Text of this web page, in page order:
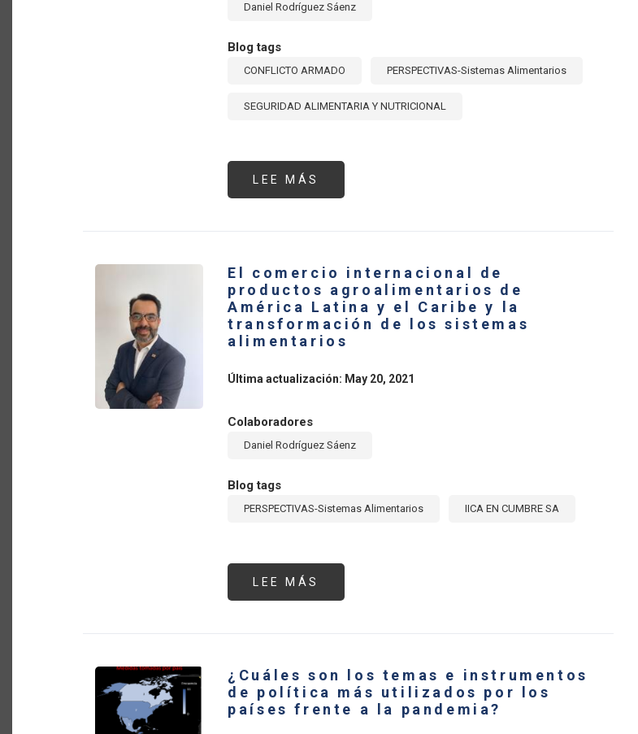
Daniel Rodríguez Sáenz
Blog tags
CONFLICTO ARMADO PERSPECTIVAS-Sistemas Alimentarios
SEGURIDAD ALIMENTARIA Y NUTRICIONAL
LEE MÁS
137%
DE
FERTILIZANTES
QUÍMICOS
DE
AMÉRICA
LATINA
Y
EL
EN
2022
El comercio internacional de
productos agroalimentarios de
América Latina y el Caribe y la
transformación de los sistemas
alimentarios
Última actualización: May 20, 2021
Colaboradores
Daniel Rodríguez Sáenz
Blog tags
PERSPECTIVAS-Sistemas Alimentarios IICA EN CUMBRE SA
LEE MÁS
COMERCIO
AMÉRICA
LATINA
Y
EL
CARIBE
¿Cuáles son los temas e instrumentos
de política más utilizados por los
países frente a la pandemia?